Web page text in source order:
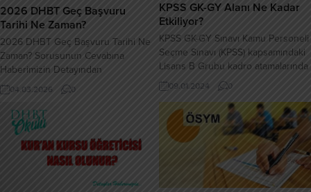
2026 DHBT Geç Başvuru
Tarihi Ne Zaman?
2026 DHBT Geç Başvuru Tarihi Ne
Zaman? Sorusunun Cevabına
Haberimizin Detayından
Ulaşabilirsiniz!
04.03.2026 0
KPSS GK-GY Alanı Ne Kadar
Etkiliyor?
KPSS GK-GY Sınavı Kamu Personeli
Seçme Sınavı (KPSS) kapsamındaki
Lisans B Grubu kadro atamalarında
kullanılan KPSS P3 puan türü
hakkında yeni bilgiler açıklandı.
KPSS P3, Genel Kültür ve Genel
Yetenek testlerini eşit ağırlıkta
dikkate alan bir puanlama sistemine
dayanmakta. KPSS P3 Puan
Türünün Özellikleri KPSS P3 puanı,
Genel Yetenek ve...
09.01.2024 0